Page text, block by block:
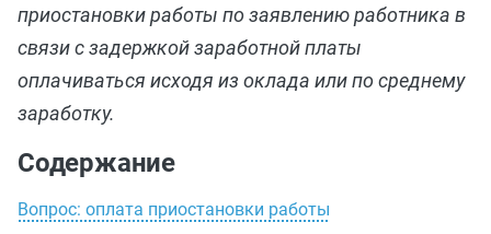
приостановки работы по заявлению работника в
связи с задержкой заработной платы
оплачиваться исходя из оклада или по среднему
заработку.
Содержание
Вопрос: оплата приостановки работы